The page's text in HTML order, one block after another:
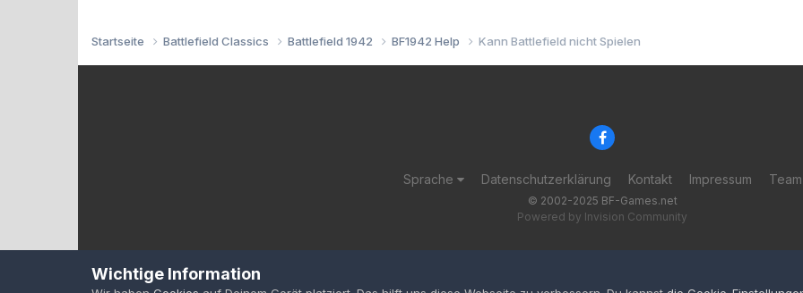
Startseite Battlefield Classics Battlefield 1942 BF1942 Help Kann Battlefield nicht Spielen
Sprache Datenschutzerklärung Kontakt Impressum Team
© 2002-2025 BF-Games.net
Powered by Invision Community
Wichtige Information